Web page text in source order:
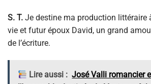
S. T. Je destine ma production littéraire
vie et futur époux David, un grand
de l’écriture.
Lire aussi : José Valli romancier